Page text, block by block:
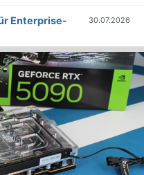
Enterprise-
30.07.2026